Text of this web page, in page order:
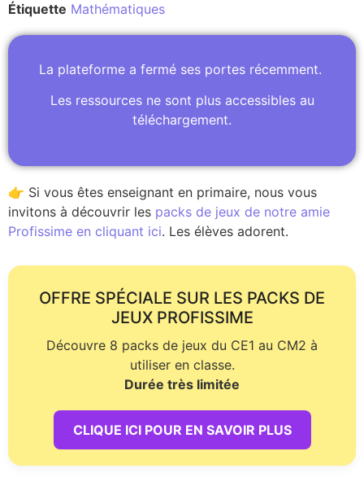
Étiquette Mathématiques
La plateforme a fermé ses portes récemment.
Les ressources ne sont plus accessibles au
téléchargement.
👉 Si vous êtes enseignant en primaire, nous vous
invitons à découvrir les packs de jeux de notre amie
Profissime en cliquant ici. Les élèves adorent.
OFFRE SPÉCIALE SUR LES PACKS DE
JEUX PROFISSIME
Découvre 8 packs de jeux du CE1 au CM2 à
utiliser en classe.
Durée très limitée
CLIQUE ICI POUR EN SAVOIR PLUS